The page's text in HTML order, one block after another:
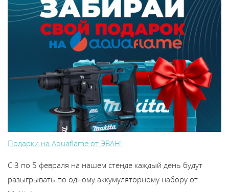
Подарки на Aquaflame от ЭВАН!
С 3 по 5 февраля на нашем стенде каждый день будут
разыгрывать по одному аккумуляторному набору от